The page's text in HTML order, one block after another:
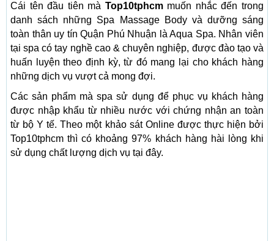
Cái tên đầu tiên mà Top10tphcmmuốn nhắc đến trong
danh sách những Spa Massage Body và dưỡng sáng
toàn thân uy tín Quận Phú Nhuận là Aqua Spa. Nhân viên
tại spa có tay nghề cao & chuyên nghiệp, được đào tạo và
huấn luyện theo định kỳ, từ đó mang lại cho khách hàng
những dịch vụ vượt cả mong đợi.
Các sản phẩm mà spa sử dụng để phục vụ khách hàng
được nhập khẩu từ nhiều nước với chứng nhận an toàn
từ bộ Y tế. Theo một khảo sát Online được thực hiện bởi
Top10tphcm thì có khoảng 97% khách hàng hài lòng khi
sử dụng chất lượng dịch vụ tại đây.